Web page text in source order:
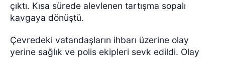
çıktı. Kısa sürede alevlenen tartışma sopalı
kavgaya dönüştü.
Çevredeki vatandaşların ihbarı üzerine olay
yerine sağlık ve polis ekipleri sevk edildi. Olay